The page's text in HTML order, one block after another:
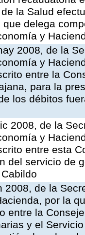
la Salud
delega
y
2008, de la
y
entre la
para la
los débitos
2008, de la
y
entre esta
del servicio de
2008, de la
por la
entre la
y el